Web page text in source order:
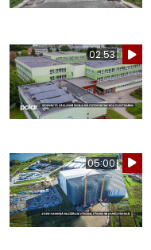
02:53
05:00